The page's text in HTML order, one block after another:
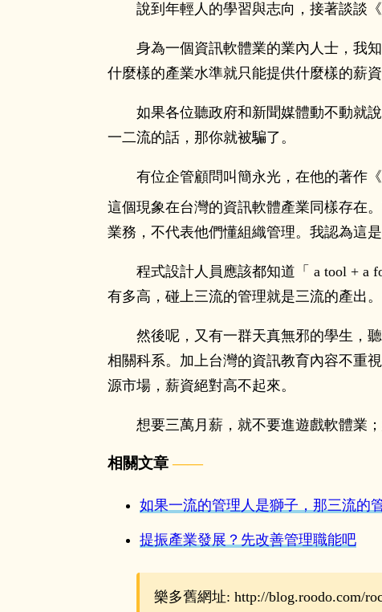
說到年輕人的學習與志向，接著談談《
身為一個資訊軟體業的業內人士，我
什麼樣的產業水準就只能提供什麼樣的薪
如果各位聽政府和新聞媒體動不動就
一二流的話，那你就被騙了。
有位企管顧問叫簡永光，在他的著作
這個現象在台灣的資訊軟體產業同樣存在
業務，不代表他們懂組織管理。我認為這
程式設計人員應該都知道「 a tool + a
有多高，碰上三流的管理就是三流的產出
然後呢，又有一群天真無邪的學生，
相關科系。加上台灣的資訊教育內容不重
源市場，薪資絕對高不起來。
想要三萬月薪，就不要進遊戲軟體業
相關文章
如果一流的管理人是獅子，那三流的
提振產業發展？先改善管理職能吧
樂多舊網址: http://blog.roodo.com/